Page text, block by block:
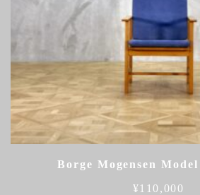
Borge Mogensen Model
¥110,000